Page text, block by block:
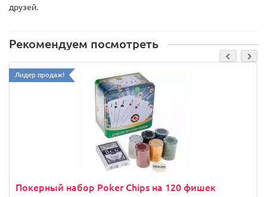
друзей.
Рекомендуем посмотреть
Лидер продаж!
Покерный набор Poker Chips на 120 фишек